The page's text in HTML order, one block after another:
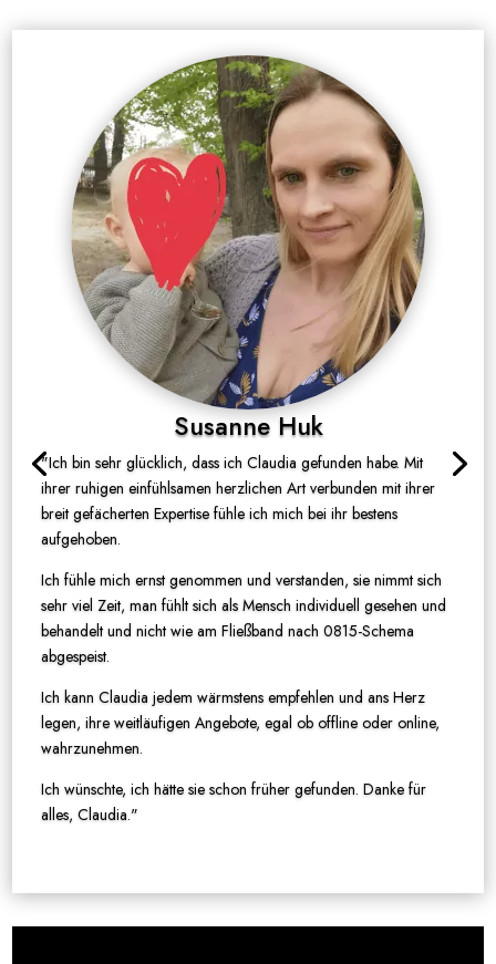
Susanne Huk
"Ich bin sehr glücklich, dass ich Claudia gefunden habe. Mit
ihrer ruhigen einfühlsamen herzlichen Art verbunden mit ihrer
breit gefächerten Expertise fühle ich mich bei ihr bestens
aufgehoben.
Ich fühle mich ernst genommen und verstanden, sie nimmt sich
sehr viel Zeit, man fühlt sich als Mensch individuell gesehen und
behandelt und nicht wie am Fließband nach 0815-Schema
abgespeist.
Ich kann Claudia jedem wärmstens empfehlen und ans Herz
legen, ihre weitläufigen Angebote, egal ob offline oder online,
wahrzunehmen.
Ich wünschte, ich hätte sie schon früher gefunden. Danke für
alles, Claudia."